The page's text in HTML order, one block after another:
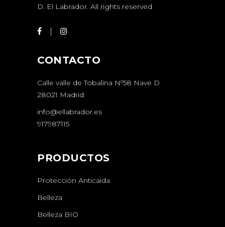
D. El Labrador. All rights reserved
CONTACTO
Calle valle de Tobalina Nº58 Nave D
28021 Madrid
info@ellabrador.es
917987115
PRODUCTOS
Protección Anticaida
Belleza
Belleza BIO